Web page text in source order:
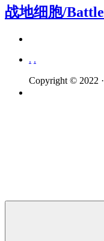
战地细胞/
. .
Copyright © 2022 ·